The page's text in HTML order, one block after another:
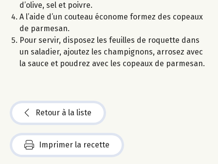
d’olive, sel et poivre.
A l’aide d’un couteau économe formez des copeaux
de parmesan.
Pour servir, disposez les feuilles de roquette dans
un saladier, ajoutez les champignons, arrosez avec
la sauce et poudrez avec les copeaux de parmesan.
Retour à la liste
Imprimer la recette